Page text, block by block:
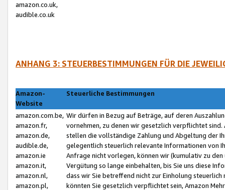
amazon.co.uk,
audible.co.uk
ANHANG 3: STEUERBESTIMMUNGEN FÜR DIE
Amazon-
Website
Steuerliche Bestimmungen
amazon.com.be,
amazon.fr,
amazon.de,
audible.de,
amazon.ie
amazon.it,
amazon.nl,
amazon.pl,
Wir dürfen in Bezug auf Beträge, auf deren
vornehmen, zu denen wir gesetzlich verpflichtet
stellen die vollständige Zahlung und Abgeltung der
gelegentlich steuerlich relevante Informationen von
Anfrage nicht vorlegen, können wir (kumulativ zu
Vergütung so lange einbehalten, bis Sie uns diese
dass wir Sie betreffend nicht zur Einholung
könnten Sie gesetzlich verpflichtet sein, Amazon